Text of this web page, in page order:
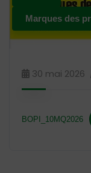
Marques des
30 mai 2026
BOPI_10MQ2026